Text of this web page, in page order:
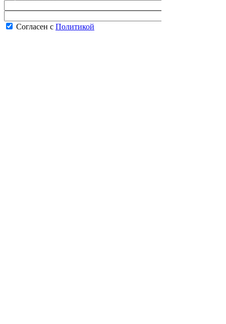
Согласен с Политикой